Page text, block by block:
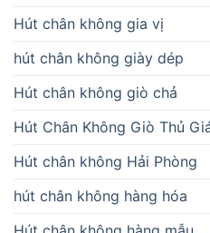
Hút chân không gia vị
hút chân không giày dép
Hút chân không giò chả
Hút Chân Không Giò Thủ
Hút chân không Hải Phòng
hút chân không hàng hóa